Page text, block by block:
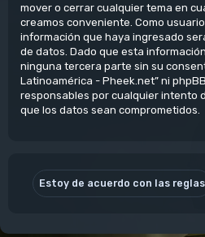
mover o cerrar cualquier tema en
creamos conveniente. Como
información que haya ingresado
de datos. Dado que esta
ninguna tercera parte sin su
Latinoamérica - Pheek.net” ni
responsables por cualquier intento
que los datos sean comprometidos.